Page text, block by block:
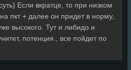
Если вкратце, то при низком
пкт + далее он придет в норму,
высокого. Тут и либидо и
потенция., все пойдет по